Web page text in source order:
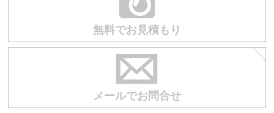
お買い物を続ける カートへ進む
無料でお見積もり
メールでお問合せ